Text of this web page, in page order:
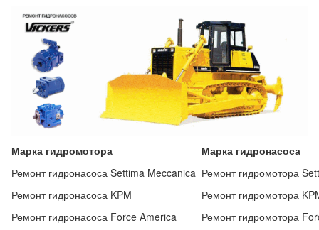
Марка гидромотора
Марка гидронасоса
Ремонт гидронасоса Settima Meccanica Ремонт гидромотора
Ремонт гидронасоса KPM
Ремонт гидромотора
Ремонт гидронасоса Force America
Ремонт гидромотора